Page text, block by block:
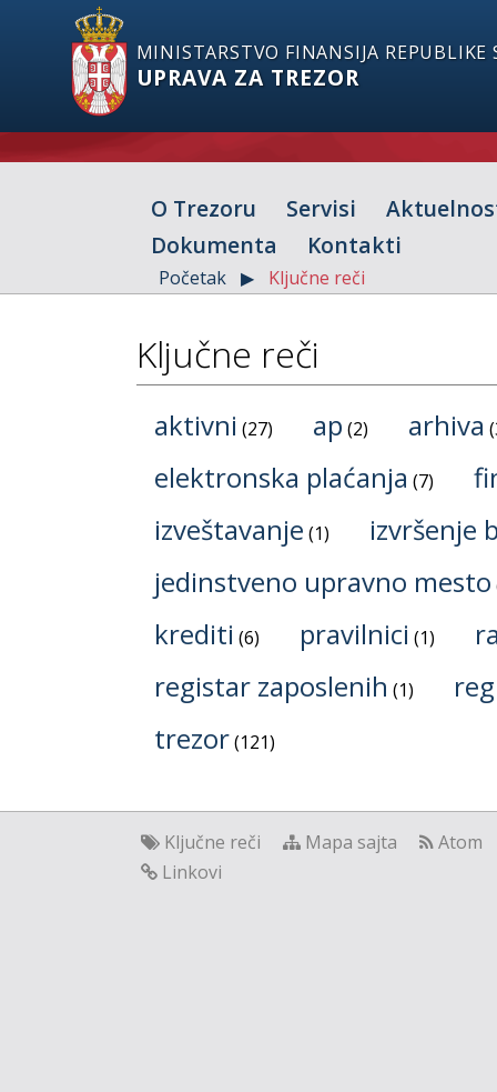
MINISTARSTVO FINANSIJA REPUBLIKE
UPRAVA ZA TREZOR
O Trezoru Servisi
Dokumenta
Kontakti
Početak Ključne reči
Ključne reči
aktivni 27 ap 2 arhiva
elektronska plaćanja 7
izveštavanje 1
izvršenje
jedinstveno upravno mesto
krediti 6 pravilnici 1
registar zaposlenih 1
trezor 121
Ključne reči Mapa sajta
Atom
Linkovi